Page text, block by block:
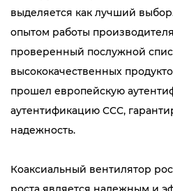
выделяется как лучший
опытом работы
проверенный послужной
высококачественных
прошел европейскую
аутентификацию CCC,
надежность.
Коаксиальный вентилятор